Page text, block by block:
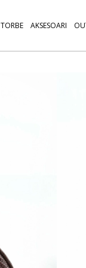
TORBE AKSESOARI